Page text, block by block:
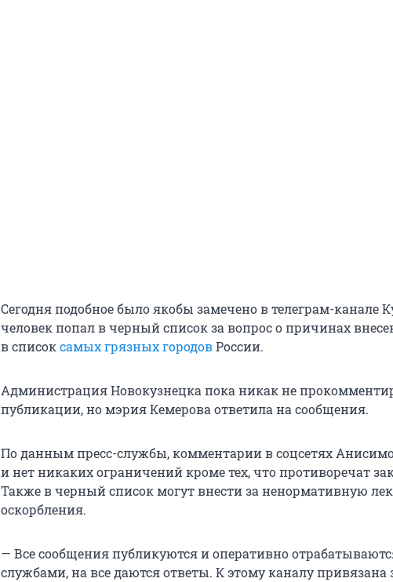
Сегодня подобное было якобы замечено в телеграм-канале
человек попал в черный список за вопрос о причинах
в списоксамых грязных городовРоссии.
Администрация Новокузнецка пока никак не
публикации, но мэрия Кемерова ответила на сообщения.
По данным пресс-службы, комментарии в соцсетях
и нет никаких ограничений кроме тех, что противоречат
Также в черный список могут внести за ненормативную
оскорбления.
— Все сообщения публикуются и оперативно
службами, на все даются ответы. К этому каналу привязана